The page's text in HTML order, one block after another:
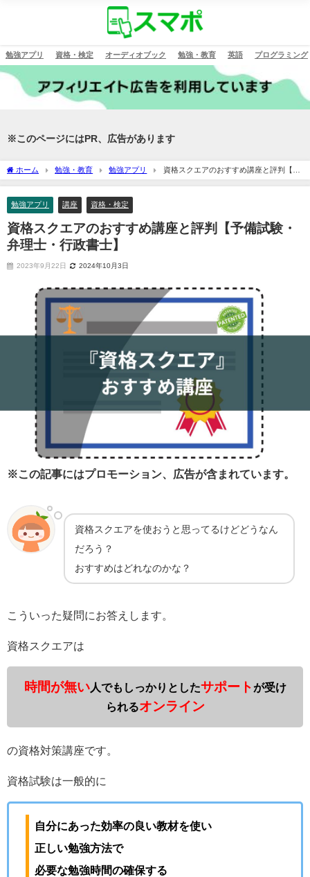
勉強アプリ 資格・検定 オーディオブック 勉強・教育 英語 プログラミング
※このページにはPR、広告があります
ホーム 勉強・教育 勉強アプリ
資格スクエアのおすすめ講座と評判【予
備試験・弁理士・行政書士】
勉強アプリ 講座 資格・検定
資格スクエアのおすすめ講座と評判【予備試験・
弁理士・行政書士】
2023年9月22日 2024年10月3日
※この記事にはプロモーション、広告が含まれています。
資格スクエアを使おうと思ってるけどどうなん
だろう？
おすすめはどれなのかな？
こういった疑問にお答えします。
資格スクエアは
時間が無い人でもしっかりとしたサポートが受け
られるオンライン
の資格対策講座です。
資格試験は一般的に
自分にあった効率の良い教材を使い
正しい勉強方法で
必要な勉強時間の確保する